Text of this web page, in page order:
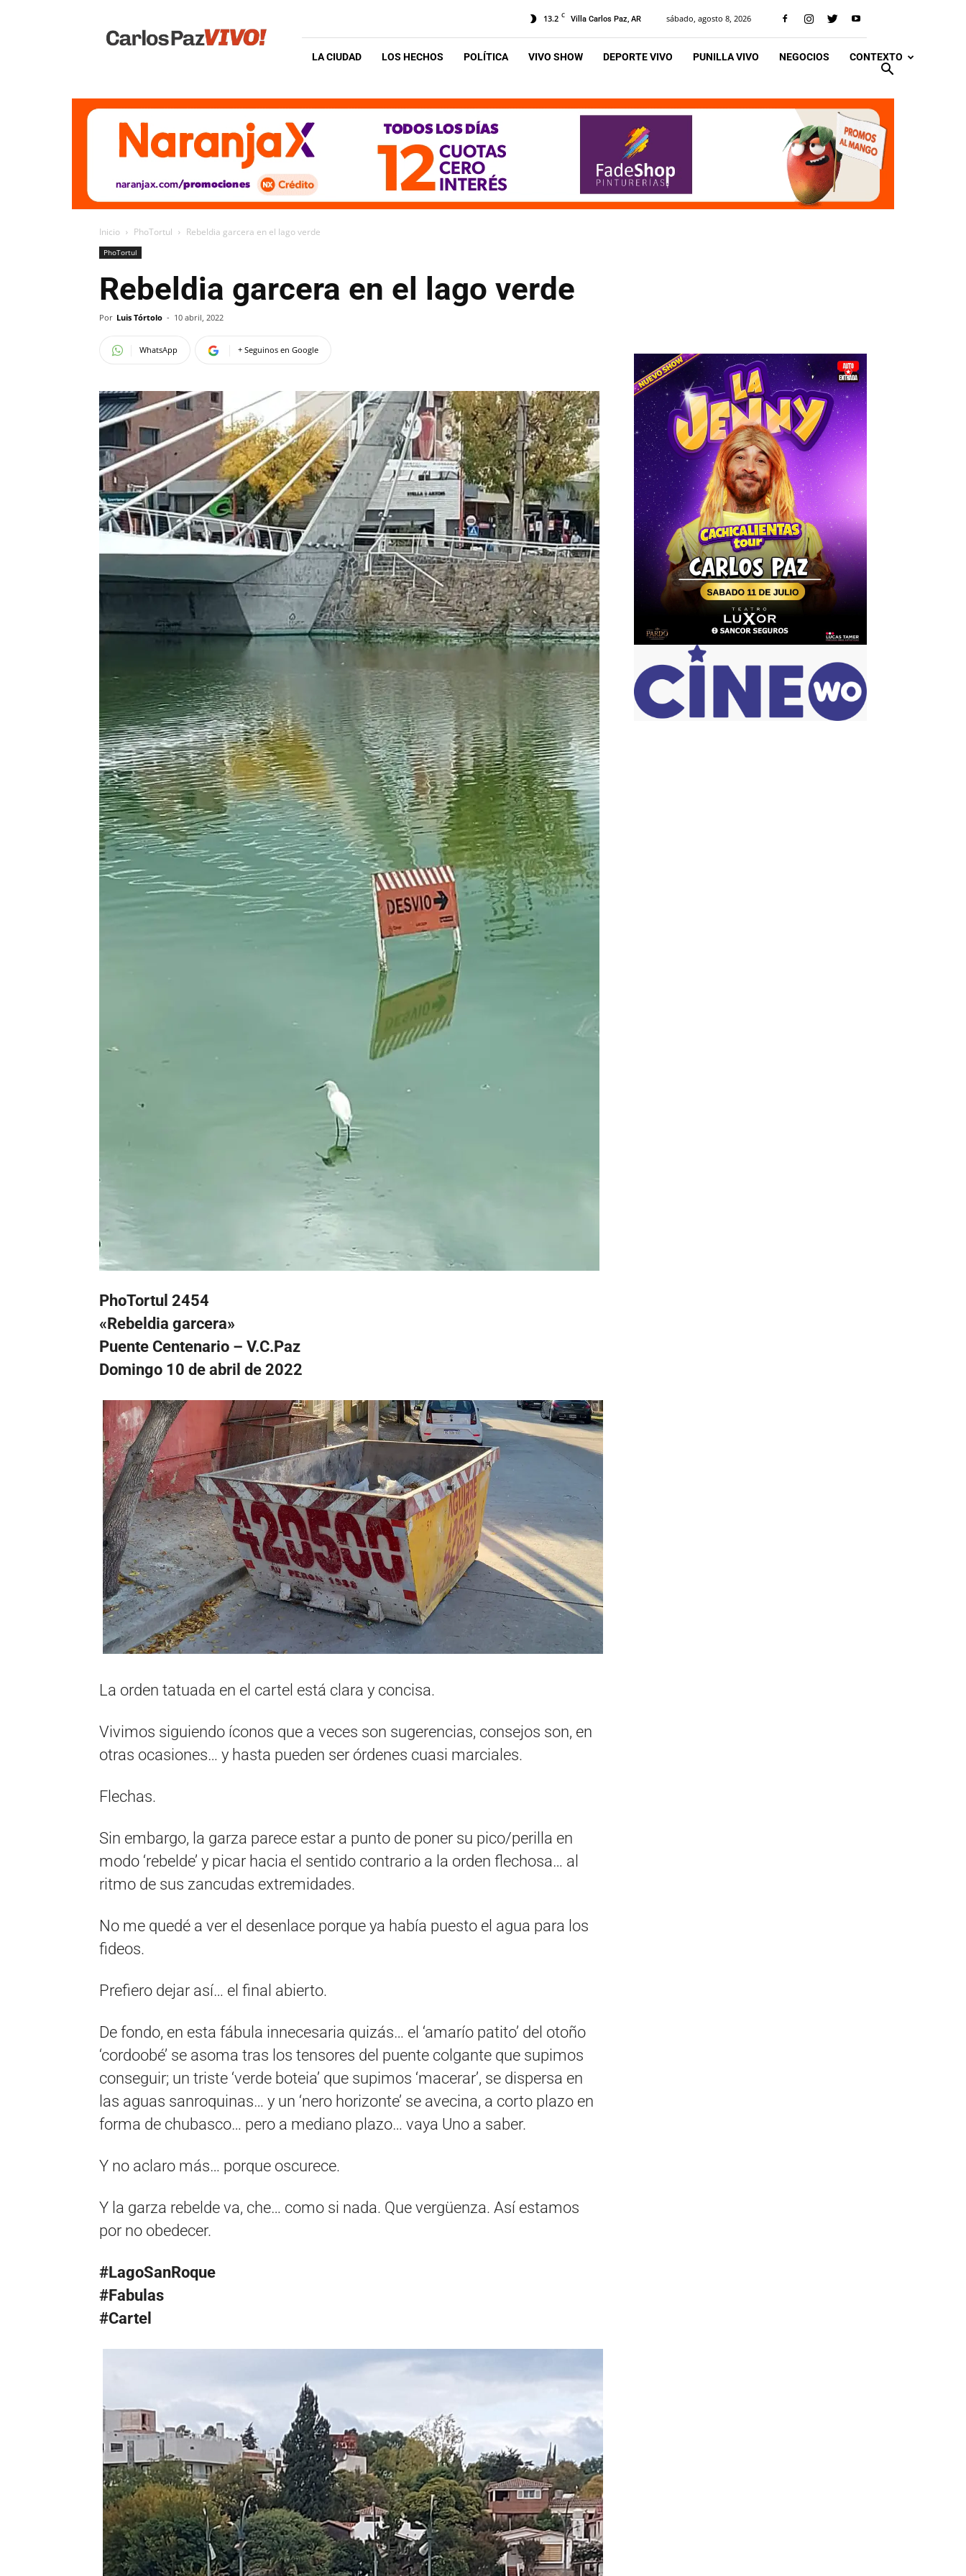
Vivo
13.2 C Villa Carlos Paz, AR sábado, agosto 8, 2026
LA CIUDAD LOS HECHOS POLÍTICA VIVO SHOW DEPORTE VIVO PUNILLA VIVO NEGOCIOS CONTEXTO
Inicio PhoTortul Rebeldia garcera en el lago verde
PhoTortul
Rebeldia garcera en el lago verde
Por Luis Tórtolo - 10 abril, 2022
WhatsApp + Seguinos en Google
PhoTortul 2454
«Rebeldia garcera»
Puente Centenario – V.C.Paz
Domingo 10 de abril de 2022
La orden tatuada en el cartel está clara y concisa.
Vivimos siguiendo íconos que a veces son sugerencias, consejos son, en
otras ocasiones… y hasta pueden ser órdenes cuasi marciales.
Flechas.
Sin embargo, la garza parece estar a punto de poner su pico/perilla en
modo ‘rebelde’ y picar hacia el sentido contrario a la orden flechosa… al
ritmo de sus zancudas extremidades.
No me quedé a ver el desenlace porque ya había puesto el agua para los
fideos.
Prefiero dejar así… el final abierto.
De fondo, en esta fábula innecesaria quizás… el ‘amarío patito’ del otoño
‘cordoobé’ se asoma tras los tensores del puente colgante que supimos
conseguir; un triste ‘verde boteia’ que supimos ‘macerar’, se dispersa en
las aguas sanroquinas… y un ‘nero horizonte’ se avecina, a corto plazo en
forma de chubasco… pero a mediano plazo… vaya Uno a saber.
Y no aclaro más… porque oscurece.
Y la garza rebelde va, che… como si nada. Que vergüenza. Así estamos
por no obedecer.
#LagoSanRoque
#Fabulas
#Cartel